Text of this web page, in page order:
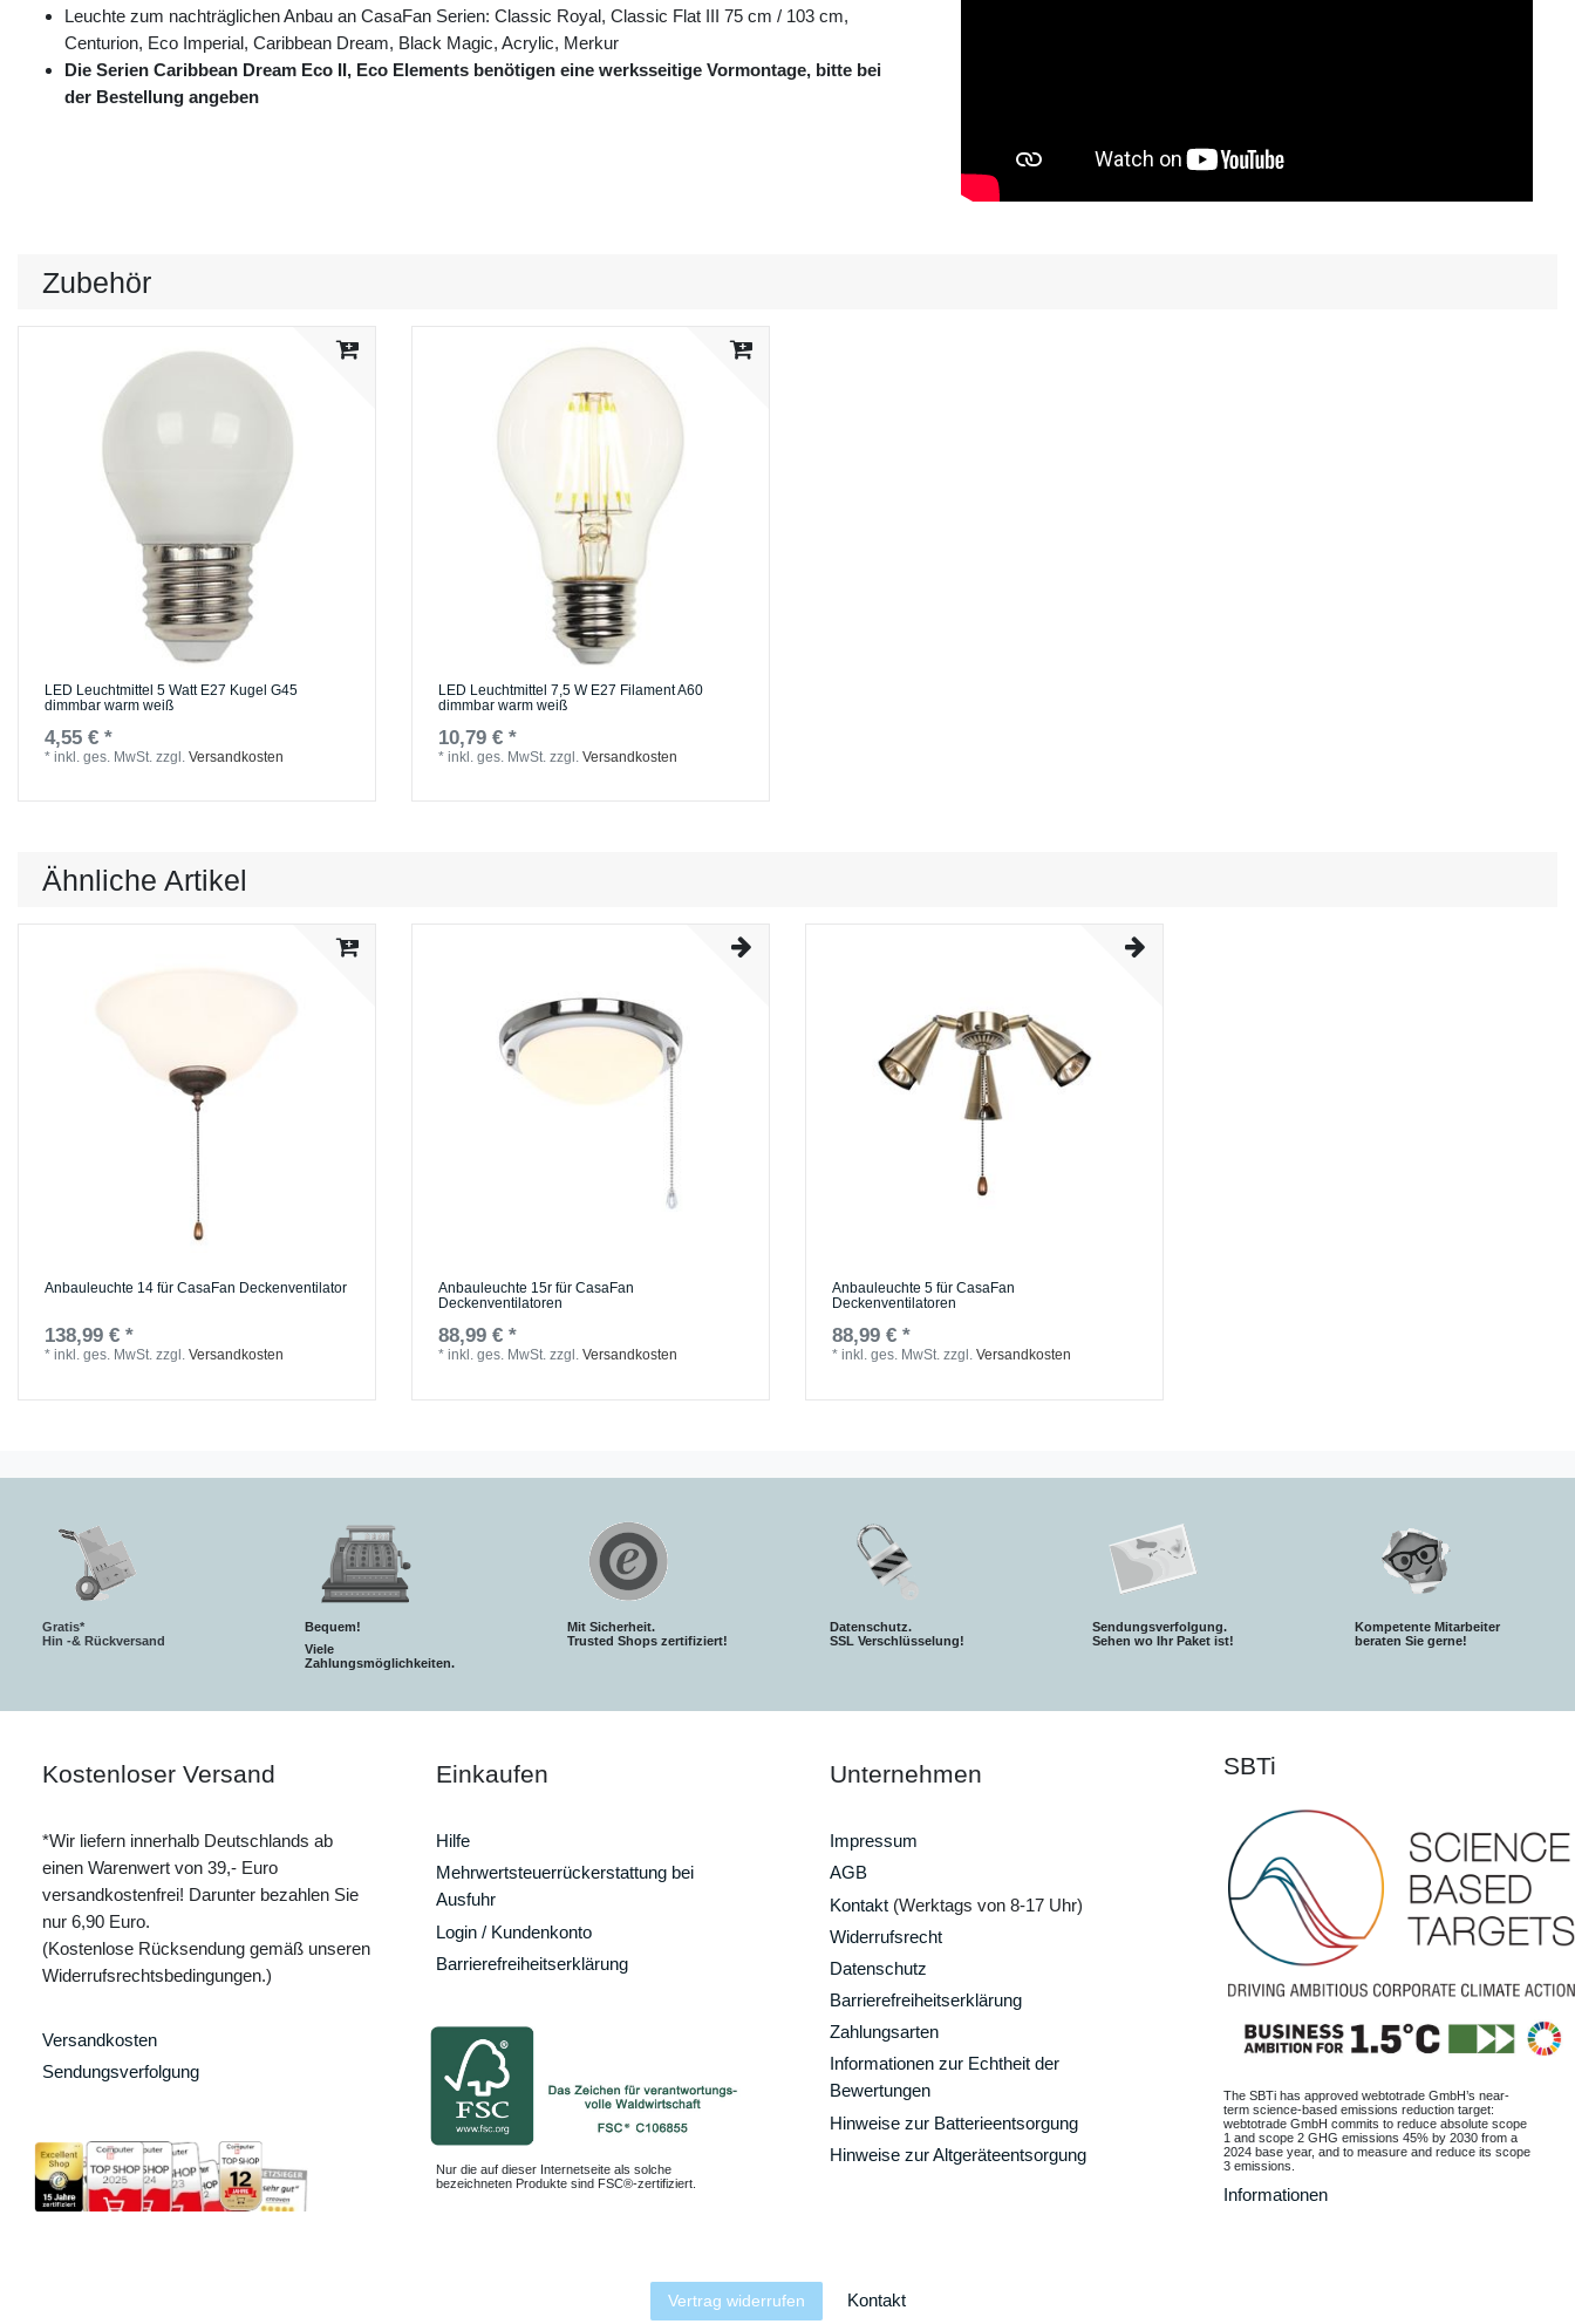
Leuchte zum nachträglichen Anbau an CasaFan Serien: Classic Royal, Classic Flat III 75 cm / 103 cm,
Centurion, Eco Imperial, Caribbean Dream, Black Magic, Acrylic, Merkur
Die Serien Caribbean Dream Eco II, Eco Elements benötigen eine werksseitige Vormontage, bitte bei
der Bestellung angeben
Zubehör
LED Leuchtmittel 5 Watt E27 Kugel G45
dimmbar warm weiß
4,55 € *
*inkl. ges. MwSt. zzgl.Versandkosten
LED Leuchtmittel 7,5 W E27 Filament A60
dimmbar warm weiß
10,79 € *
*inkl. ges. MwSt. zzgl.Versandkosten
Ähnliche Artikel
Anbauleuchte 14 für CasaFan Deckenventilator
138,99 € *
*inkl. ges. MwSt. zzgl.Versandkosten
Anbauleuchte 15r für CasaFan
Deckenventilatoren
88,99 € *
*inkl. ges. MwSt. zzgl.Versandkosten
Anbauleuchte 5 für CasaFan
Deckenventilatoren
88,99 € *
*inkl. ges. MwSt. zzgl.Versandkosten
Gratis*
Hin -& Rückversand
Bequem!
Viele
Zahlungsmöglichkeiten.
Mit Sicherheit.
Trusted Shops zertifiziert!
Datenschutz.
SSL Verschlüsselung!
Sendungsverfolgung.
Sehen wo Ihr Paket ist!
Kompetente Mitarbeiter
beraten Sie gerne!
Kostenloser Versand
*Wir liefern innerhalb Deutschlands ab
einen Warenwert von 39,- Euro
versandkostenfrei! Darunter bezahlen Sie
nur 6,90 Euro.
(Kostenlose Rücksendung gemäß unseren
Widerrufsrechtsbedingungen.)
Versandkosten
Sendungsverfolgung
Einkaufen
Hilfe
Mehrwertsteuerrückerstattung bei
Ausfuhr
Login / Kundenkonto
Barrierefreiheitserklärung
Nur die auf dieser Internetseite als solche
bezeichneten Produkte sind FSC®-zertifiziert.
Unternehmen
Impressum
AGB
Kontakt (Werktags von 8-17 Uhr)
Widerrufsrecht
Datenschutz
Barrierefreiheitserklärung
Zahlungsarten
Informationen zur Echtheit der
Bewertungen
Hinweise zur Batterieentsorgung
Hinweise zur Altgeräteentsorgung
SBTi
The SBTi has approved webtotrade GmbH’s near-
term science-based emissions reduction target:
webtotrade GmbH commits to reduce absolute scope
1 and scope 2 GHG emissions 45% by 2030 from a
2024 base year, and to measure and reduce its scope
3 emissions.
Informationen
Vertrag widerrufen Kontakt